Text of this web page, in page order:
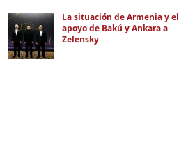
La situación de Armenia y el
apoyo de Bakú y Ankara a
Zelensky